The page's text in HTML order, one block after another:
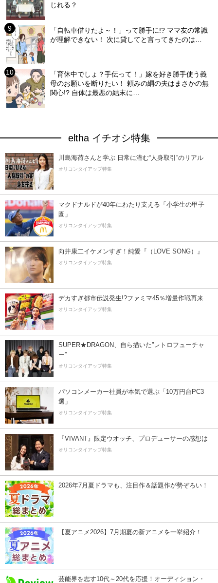
じれる？
「自転車借りたよ～！」って勝手に!? ママ友の常識
が理解できない！ 次に貸してと言ってきたのは…
「育休中でしょ？手伝って！」嫁を好き勝手使う義
母のお願いを断りたい！ 頼みの綱の夫はまさかの無
関心!? 自体は最悪の結末に…
eltha イチオシ特集
川島海荷さんと学ぶ 日常に潜む“人身取引”のリアル
オリコンタイアップ特集
マクドナルドが40年にわたり支える「小学生の甲子
園」
オリコンタイアップ特集
向井康二イケメンすぎ！純愛『（LOVE SONG）』
オリコンタイアップ特集
デカすぎ都市伝説発生!?ファミマ45％増量作戦再来
オリコンタイアップ特集
SUPER★DRAGON、自ら描いた”レトロフューチャ
ー”
オリコンタイアップ特集
パソコンメーカー社員が本気で選ぶ「10万円台PC3
選」
オリコンタイアップ特集
『VIVANT』限定ウオッチ、プロデューサーの感想は
オリコンタイアップ特集
2026年7月夏ドラマも、注目作＆話題作が勢ぞろい！
【夏アニメ2026】7月期夏の新アニメを一挙紹介！
芸能界を志す10代～20代を応援！オーディション・